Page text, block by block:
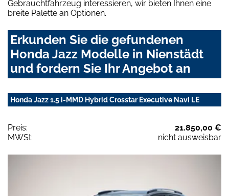
Gebrauchtfahrzeug interessieren, wir bieten Ihnen eine
breite Palette an Optionen.
Erkunden Sie die gefundenen
Honda Jazz Modelle in Nienstädt
und fordern Sie Ihr Angebot an
Honda Jazz 1.5 i-MMD Hybrid Crosstar Executive Navi LE
Preis:
21.850,00 €
MWSt:
nicht ausweisbar